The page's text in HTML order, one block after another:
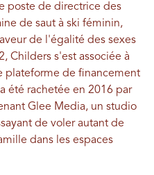
poste de directrice des
de saut à ski féminin,
de l'égalité des sexes
Childers s'est associée à
plateforme de financement
été rachetée en 2016 par
Glee Media, un studio
de voler autant de
dans les espaces